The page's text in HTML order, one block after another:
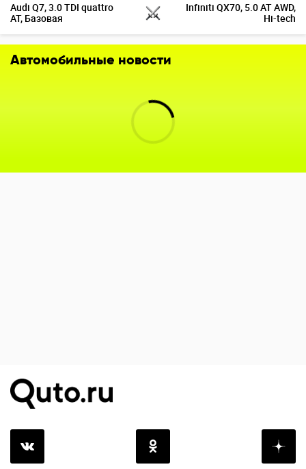
Audi Q7, 3.0 TDI quattro
AT, Базовая
Infiniti QX70, 5.0 AT AWD,
Hi-tech
Автомобильные новости